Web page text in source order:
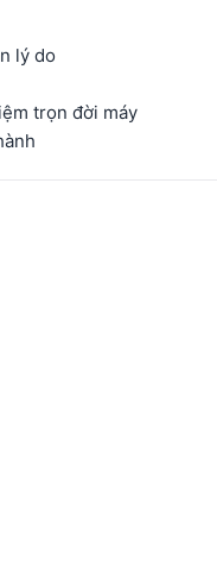
lý do
trọn đời máy